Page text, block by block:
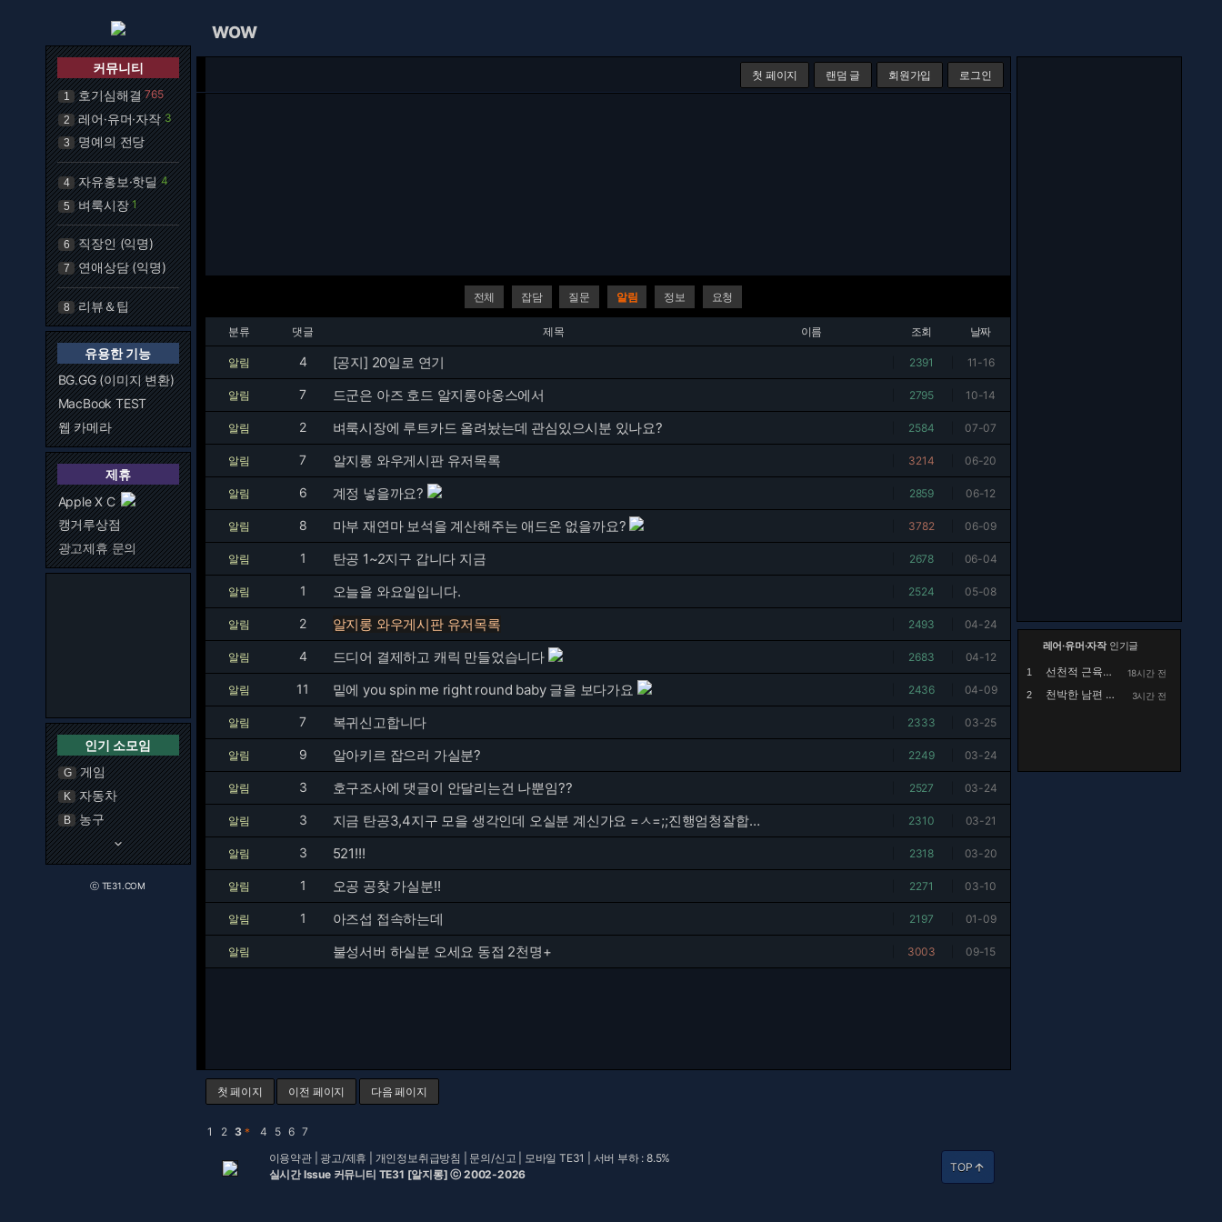
커뮤니티
1 호기심해결 765
2 레어·유머·자작 3
3 명예의 전당
4 자유홍보·핫딜 4
5 벼룩시장 1
6 직장인 (익명)
7 연애상담 (익명)
8 리뷰＆팁
유용한 기능
BG.GG (이미지 변환)
MacBook TEST
웹 카메라
제휴
Apple X C
캥거루상점
광고제휴 문의
인기 소모임
G 게임
K 자동차
B 농구
keyboard_arrow_down
ⓒ TE31.COM
WOW
첫 페이지 랜덤 글 회원가입 로그인
전체 잡담 질문 알림 정보 요청
분류 댓글 제목 이름 조회 날짜
알림 4 [공지] 20일로 연기 2391 11-16
알림 7 드군은 아즈 호드 알지롱야옹스에서 2795 10-14
알림 2 벼룩시장에 루트카드 올려놨는데 관심있으시분 있나요? 2584 07-07
알림 7 알지롱 와우게시판 유저목록 3214 06-20
알림 6 계정 넣을까요? 2859 06-12
알림 8 마부 재연마 보석을 계산해주는 애드온 없을까요? 3782 06-09
알림 1 탄공 1~2지구 갑니다 지금 2678 06-04
알림 1 오늘을 와요일입니다. 2524 05-08
알림 2 알지롱 와우게시판 유저목록 2493 04-24
알림 4 드디어 결제하고 캐릭 만들었습니다 2683 04-12
알림 11 밑에 you spin me right round baby 글을 보다가요 2436 04-09
알림 7 복귀신고합니다 2333 03-25
알림 9 알아키르 잡으러 가실분? 2249 03-24
알림 3 호구조사에 댓글이 안달리는건 나뿐임?? 2527 03-24
알림 3 지금 탄공3,4지구 모을 생각인데 오실분 계신가요 =ㅅ=;;진행엄청잘합니다 셔틀해드려밥. 2310 03-21
알림 3 521!!! 2318 03-20
알림 1 오공 공찾 가실분!! 2271 03-10
알림 1 아즈섭 접속하는데 2197 01-09
알림 불성서버 하실분 오세요 동접 2천명+ 3003 09-15
첫 페이지 이전 페이지 다음 페이지
1 2 3＊ 4 5 6 7
이용약관| 광고/제휴 개인정보취급방침 문의/신고 모바일 TE31
| 서버 부하 : 8.5%
실시간 Issue 커뮤니티 TE31 [알지롱] ⓒ 2002-2026
TOP arrow_upward
레어·유머·자작인기글
1 선천적 근육병인 아이를 정말 예뻐해 주시던 공익...
18시간 전
2
천박한 남편 때문에 고민 3시간 전